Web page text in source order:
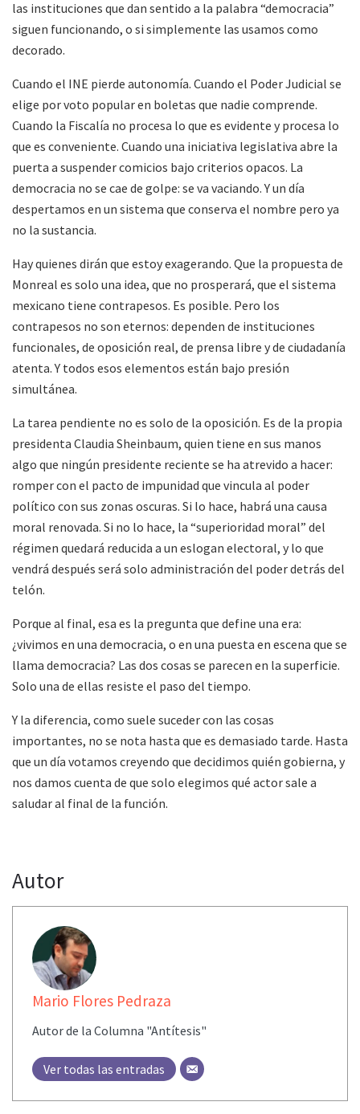
las instituciones que dan sentido a la palabra “democracia”
siguen funcionando, o si simplemente las usamos como
decorado.
Cuando el INE pierde autonomía. Cuando el Poder Judicial se
elige por voto popular en boletas que nadie comprende.
Cuando la Fiscalía no procesa lo que es evidente y procesa lo
que es conveniente. Cuando una iniciativa legislativa abre la
puerta a suspender comicios bajo criterios opacos. La
democracia no se cae de golpe: se va vaciando. Y un día
despertamos en un sistema que conserva el nombre pero ya
no la sustancia.
Hay quienes dirán que estoy exagerando. Que la propuesta de
Monreal es solo una idea, que no prosperará, que el sistema
mexicano tiene contrapesos. Es posible. Pero los
contrapesos no son eternos: dependen de instituciones
funcionales, de oposición real, de prensa libre y de ciudadanía
atenta. Y todos esos elementos están bajo presión
simultánea.
La tarea pendiente no es solo de la oposición. Es de la propia
presidenta Claudia Sheinbaum, quien tiene en sus manos
algo que ningún presidente reciente se ha atrevido a hacer:
romper con el pacto de impunidad que vincula al poder
político con sus zonas oscuras. Si lo hace, habrá una causa
moral renovada. Si no lo hace, la “superioridad moral” del
régimen quedará reducida a un eslogan electoral, y lo que
vendrá después será solo administración del poder detrás del
telón.
Porque al final, esa es la pregunta que define una era:
¿vivimos en una democracia, o en una puesta en escena que se
llama democracia? Las dos cosas se parecen en la superficie.
Solo una de ellas resiste el paso del tiempo.
Y la diferencia, como suele suceder con las cosas
importantes, no se nota hasta que es demasiado tarde. Hasta
que un día votamos creyendo que decidimos quién gobierna, y
nos damos cuenta de que solo elegimos qué actor sale a
saludar al final de la función.
Autor
Mario Flores Pedraza
Autor de la Columna "Antítesis"
Ver todas las entradas